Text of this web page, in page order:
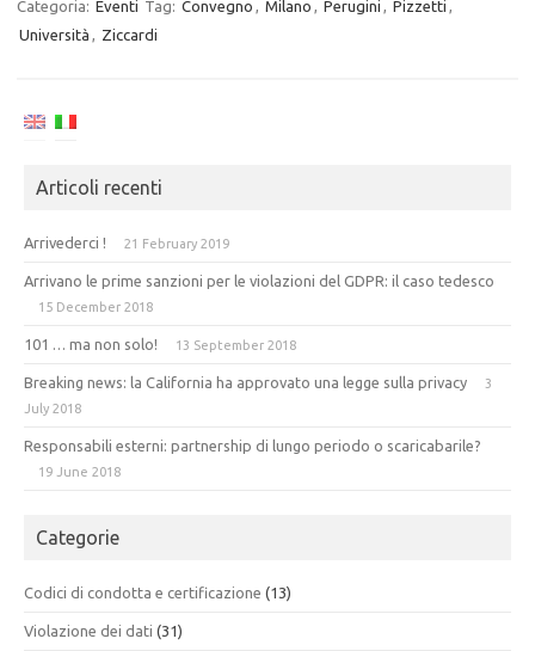
Categoria: Eventi Tag: Convegno , Milano , Perugini , Pizzetti ,
Università , Ziccardi
Articoli recenti
Arrivederci ! 21 February 2019
Arrivano le prime sanzioni per le violazioni del GDPR: il caso tedesco
15 December 2018
101 … ma non solo! 13 September 2018
Breaking news: la California ha approvato una legge sulla privacy
3
July 2018
Responsabili esterni: partnership di lungo periodo o scaricabarile?
19 June 2018
Categorie
Codici di condotta e certificazione (13)
Violazione dei dati (31)